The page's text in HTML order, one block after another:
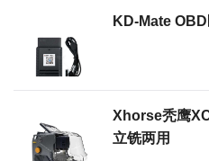
KD-Mate
Xhorse秃鹰
立铣两用